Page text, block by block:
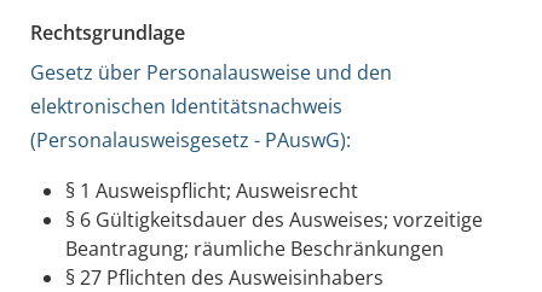
Rechtsgrundlage
Gesetz über Personalausweise und den
elektronischen Identitätsnachweis
(Personalausweisgesetz - PAuswG):
§ 1 Ausweispflicht; Ausweisrecht
§ 6 Gültigkeitsdauer des Ausweises; vorzeitige
Beantragung; räumliche Beschränkungen
§ 27 Pflichten des Ausweisinhabers